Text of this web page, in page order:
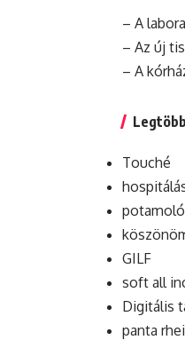
– A
– Az új
– A
Touché
GILF
soft all
Digitális
panta rhei